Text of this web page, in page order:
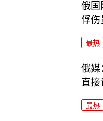
俄国
俘伤
最热
俄媒
直接
最热